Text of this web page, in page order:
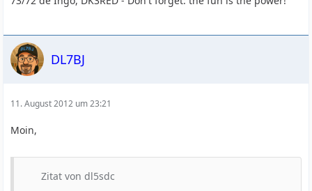
DL7BJ
11. August 2012 um 23:21
Moin,
Zitat von dl5sdc